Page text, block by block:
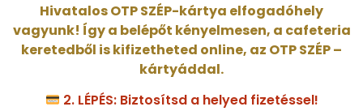
Hivatalos OTP SZÉP-kártya elfogadóhely
vagyunk! Így a belépőt kényelmesen, a cafeteria
keretedből is kifizetheted online, az OTP SZÉP –
kártyáddal.
2. LÉPÉS: Biztosítsd a helyed fizetéssel!